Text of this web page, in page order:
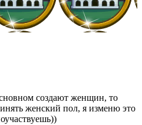
создают женщин, то
женский пол, я изменю это